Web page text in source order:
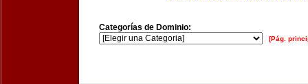
Categorías de Dominio:
[Pág.